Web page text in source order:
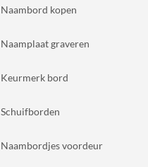
Naambord kopen
Naamplaat graveren
Keurmerk bord
Schuifborden
Naambordjes voordeur